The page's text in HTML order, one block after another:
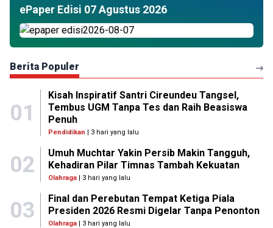
ePaper Edisi 07 Agustus 2026
Berita Populer
01
Kisah Inspiratif Santri Cireundeu Tangsel,
Tembus UGM Tanpa Tes dan Raih Beasiswa
Penuh
Pendidikan | 3 hari yang lalu
02
Umuh Muchtar Yakin Persib Makin Tangguh,
Kehadiran Pilar Timnas Tambah Kekuatan
Olahraga| 3 hari yang lalu
03
Final dan Perebutan Tempat Ketiga Piala
Presiden 2026 Resmi Digelar Tanpa Penonton
Olahraga| 3 hari yang lalu